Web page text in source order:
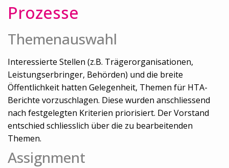
Prozesse
Themenauswahl
Interessierte Stellen (z.B. Trägerorganisationen,
Leistungserbringer, Behörden) und die breite
Öffentlichkeit hatten Gelegenheit, Themen für HTA-
Berichte vorzuschlagen. Diese wurden anschliessend
nach festgelegten Kriterien priorisiert. Der Vorstand
entschied schliesslich über die zu bearbeitenden
Themen.
Assignment